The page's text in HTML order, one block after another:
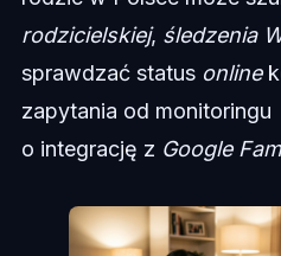
rodzicielskiej, śledzenia
sprawdzać status online
zapytania od monitoringu
o integrację z Google